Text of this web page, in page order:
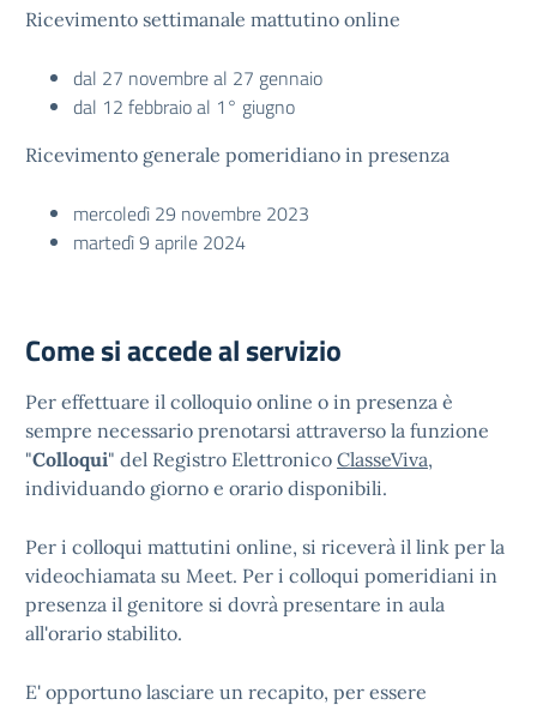
Ricevimento settimanale mattutino online
dal 27 novembre al 27 gennaio
dal 12 febbraio al 1° giugno
Ricevimento generale pomeridiano in presenza
mercoledì 29 novembre 2023
martedì 9 aprile 2024
Come si accede al servizio
Per effettuare il colloquio online o in presenza è
sempre necessario prenotarsi attraverso la funzione
"Colloqui" del Registro Elettronico ClasseViva,
individuando giorno e orario disponibili.
Per i colloqui mattutini online, si riceverà il link per la
videochiamata su Meet. Per i colloqui pomeridiani in
presenza il genitore si dovrà presentare in aula
all'orario stabilito.
E' opportuno lasciare un recapito, per essere